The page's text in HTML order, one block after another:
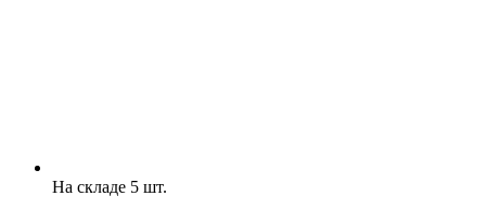
На складе 5 шт.